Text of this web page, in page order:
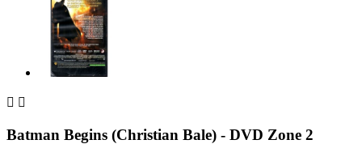
 
Batman Begins (Christian Bale) - DVD Zone 2